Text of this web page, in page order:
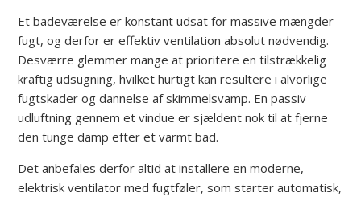
Et badeværelse er konstant udsat for massive mængder
fugt, og derfor er effektiv ventilation absolut nødvendig.
Desværre glemmer mange at prioritere en tilstrækkelig
kraftig udsugning, hvilket hurtigt kan resultere i alvorlige
fugtskader og dannelse af skimmelsvamp. En passiv
udluftning gennem et vindue er sjældent nok til at fjerne
den tunge damp efter et varmt bad.
Det anbefales derfor altid at installere en moderne,
elektrisk ventilator med fugtføler, som starter automatisk,